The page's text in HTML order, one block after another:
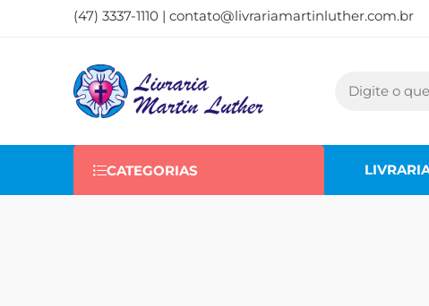
(47) 3337-1110 | contato@livrariamartinluther.com.br
CATEGORIAS